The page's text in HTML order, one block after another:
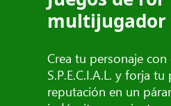
multijugador
Crea tu personaje con
S.P.E.C.I.A.L. y forja
reputación en un